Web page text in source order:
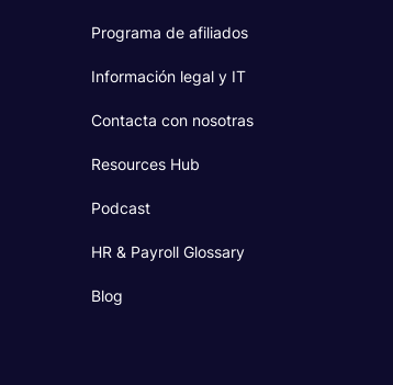
Programa de afiliados
Información legal y IT
Contacta con nosotras
Resources Hub
Podcast
HR & Payroll Glossary
Blog